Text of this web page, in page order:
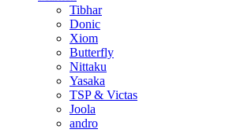
Tibhar
Donic
Xiom
Butterfly
Nittaku
Yasaka
TSP & Victas
Joola
andro